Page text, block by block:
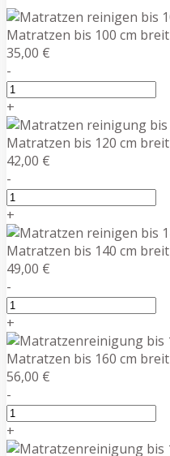
Matratzen bis 100 cm breit
35,00 €
-
+
Matratzen bis 120 cm breit
42,00 €
-
+
Matratzen bis 140 cm breit
49,00 €
-
+
Matratzen bis 160 cm breit
56,00 €
-
+